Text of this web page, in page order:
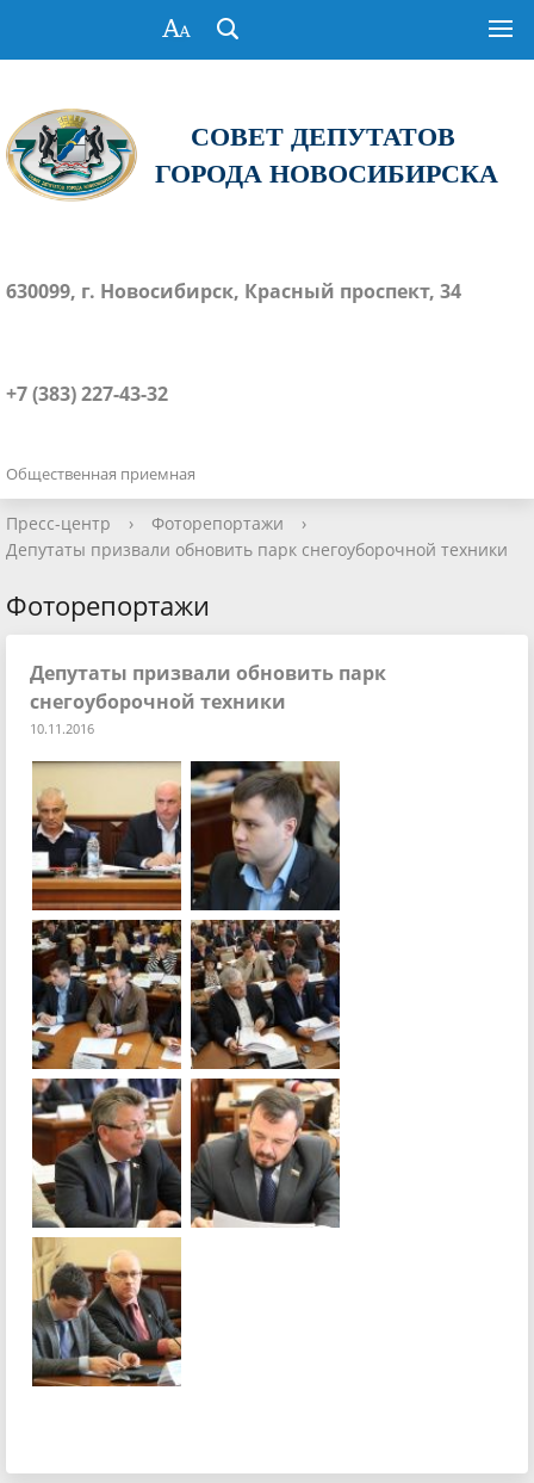
СОВЕТ ДЕПУТАТОВ
ГОРОДА НОВОСИБИРСКА
630099, г. Новосибирск, Красный проспект, 34
+7 (383) 227-43-32
Общественная приемная
Пресс-центр › Фоторепортажи
›
Депутаты призвали обновить парк снегоуборочной техники
Фоторепортажи
Депутаты призвали обновить парк
снегоуборочной техники
10.11.2016